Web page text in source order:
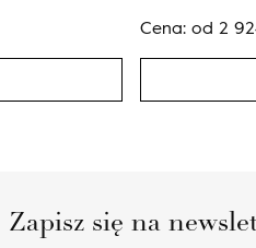
Cena: od 2
Zapisz się na